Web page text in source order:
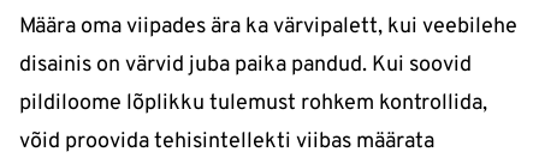
Määra oma viipades ära ka värvipalett, kui veebilehe
disainis on värvid juba paika pandud. Kui soovid
pildiloome lõplikku tulemust rohkem kontrollida,
võid proovida tehisintellekti viibas määrata